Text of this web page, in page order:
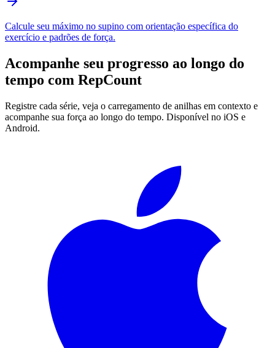
Calcule seu máximo no supino com orientação específica do
exercício e padrões de força.
Acompanhe seu progresso ao longo do
tempo com RepCount
Registre cada série, veja o carregamento de anilhas em contexto e
acompanhe sua força ao longo do tempo. Disponível no iOS e
Android.